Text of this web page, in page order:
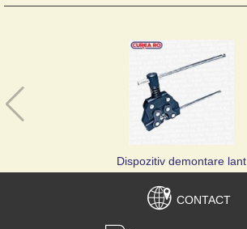
Dispozitiv demontare lant
CONTACT